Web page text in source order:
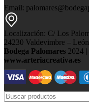
Email:
Localización: C/ Los
24230 Valdevimbre – León
Bodega Palomares 2024
www.arteriacreativa.es